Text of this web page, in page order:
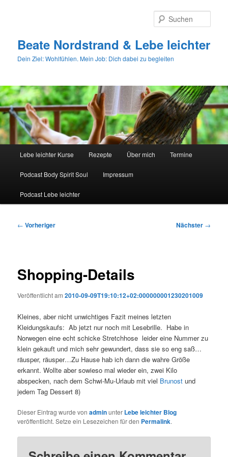
Beate Nordstrand & Lebe leichter
Dein Ziel: Wohlfühlen. Mein Job: Dich dabei zu begleiten
Lebe leichter Kurse Rezepte Über mich Termine
Podcast Body Spirit Soul Impressum
Podcast Lebe leichter
Beitragsnavigation
← Vorheriger Nächster →
Shopping-Details
Veröffentlicht am2010-09-09T19:10:12+02:000000001230201009
Kleines, aber nicht unwichtiges Fazit meines letzten
Kleidungskaufs: Ab jetzt nur noch mit Lesebrille. Habe in
Norwegen eine echt schicke Stretchhose leider eine Nummer zu
klein gekauft und mich sehr gewundert, dass sie so eng saß…
räusper, räusper…Zu Hause hab ich dann die wahre Größe
erkannt. Wollte aber sowieso mal wieder ein, zwei Kilo
abspecken, nach dem Schwi-Mu-Urlaub mit viel Brunostund
jedem Tag Dessert 8)
Dieser Eintrag wurde vonadminunter Lebe leichter Blog
veröffentlicht. Setze ein Lesezeichen für den Permalink.